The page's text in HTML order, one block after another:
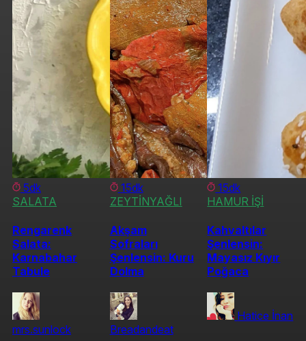
5dk
SALATA
Rengarenk
Salata:
Karnabahar
Tabule
mrs.sunlock
15dk
ZEYTİNYAĞLI
Akşam
Sofraları
Şenlensin: Kuru
Dolma
Breadandeat
15dk
HAMUR İŞİ
Kahvaltılar
Şenlensin:
Mayasız Kıyır
Poğaca
Hatice İnan